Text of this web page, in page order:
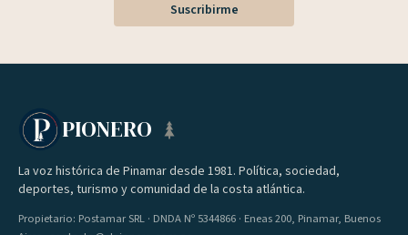
Suscribirme
PIONERO
La voz histórica de Pinamar desde 1981. Política, sociedad,
deportes, turismo y comunidad de la costa atlántica.
Propietario: Postamar SRL · DNDA Nº 5344866 · Eneas 200, Pinamar, Buenos